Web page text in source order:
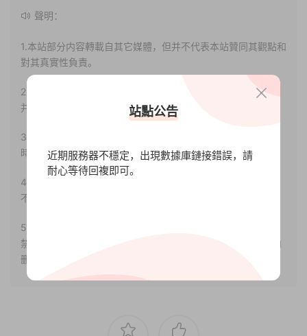
聲明：
1.本站部分内容轉載自其它媒體，但并不代表本站贊同其觀點和
對其真實性負責。
2.若您需要商業運營或用于其他商業活動，請您購買正版授權
并合法使用。
3.如果本站有侵犯、不妥之處的資源，請聯系我們。将會第一
時間解決！
4.本站部分内容均由互聯網收集整理，僅供大家參考、學習，
不存在任何商業目的與商業用途。
5.本站提供的所有資源僅供參考學習使用，版權歸原著所有，
禁止下載本站資源參與任何商業和非法行爲，請于24小時之内
删除!
站點公告
近期服務器不穩定，出現數據庫鏈接錯誤，請
耐心等待回複即可。